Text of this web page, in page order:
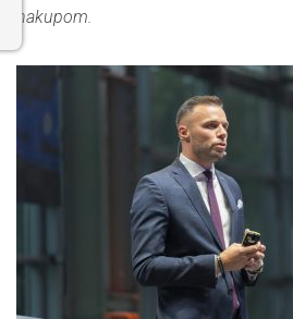
nakupom.